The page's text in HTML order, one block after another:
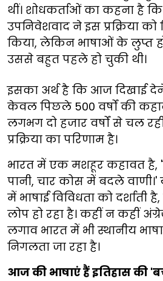
थीं। शोधकर्ताओं का कहना है
उपनिवेशवाद ने इस प्रक्रिया
किया, लेकिन भाषाओं के लुप्त
उससे बहुत पहले हो चुकी थी।
इसका अर्थ है कि आज दिखाई
केवल पिछले 500 वर्षों की
लगभग दो हजार वर्षों से चल
प्रक्रिया का परिणाम है।
भारत में एक मशहूर कहावत
पानी, चार कोस में बदले
में भाषाई विविधता को
लोप हो रहा है। कहीं न कहीं
लगाव भारत में भी स्थानीय
निगलता जा रहा है।
आज की भाषाएं हैं इतिहास की